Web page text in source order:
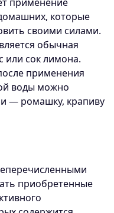
которые
своими силами.
обычная
или сок лимона.
применения
воды можно
— ромашку, крапиву
приобретенные